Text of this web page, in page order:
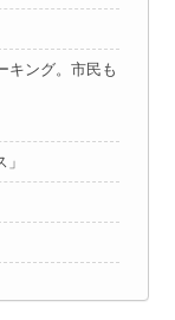
キング。市民も